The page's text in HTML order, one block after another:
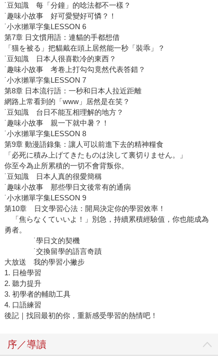
˙豆知識 每「分鐘」的唸法都不一樣？
˙趣味小故事 好可愛變好可憐？！
˙小水獺單字集LESSON 6
第7章 日文慣用語：連貓的手都想借
「猫を被る」把貓戴在頭上居然能一秒「裝乖」？
˙豆知識 日本人很喜歡冷的東西？
˙趣味小故事 考卷上打勾勾竟然代表答錯？
˙小水獺單字集LESSON 7
第8章 日本流行語：一秒和日本人拉近距離
網路上常看到的「www」居然是在笑？
˙豆知識 台日不能互相理解的地方？
˙趣味小故事 親一下就中暑？！
˙小水獺單字集LESSON 8
第9章 動漫語錄集：讓人可以前進下去的精神糧食
「必死に積み上げてきたものは決して裏切りません。」
你至今為止所累積的一切不會背叛你。
˙豆知識 日本人真的很愛簡稱
˙趣味小故事 那些學日文後常有的通病
˙小水獺單字集LESSON 9
第10章 日文學習心法：開局決定你的學習效率！
「焦らなくていいよ！」別急，持續累積經驗值，你也能成為
勇者。
˙學日文的契機
˙交換留學的語言奇蹟
大放送 我的學習小撇步
1. 日檢學習
2. 聽力提升
3. 初學者的輔助工具
4. 口語練習
後記｜找回最初的你，重新感受學習的熱情吧！
序／導讀